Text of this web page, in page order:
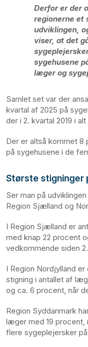
Derfor er der
regionerne et
udviklingen,
viser, at det
sygehusene
læger og
Samlet set var der
kvartal af 2025 på
der i 2. kvartal 2019 i
Der er altså kommet
på sygehusene i de
Største stigninger
Ser man på
Region Sjælland og
I Region Sjælland er
med knap 22 procent
vedkommende siden
I Region Nordjylland
stigning i antallet af
og ca. 6 procent, når
Region Syddanmark
læger med 19 procent,
flere sygeplejersker